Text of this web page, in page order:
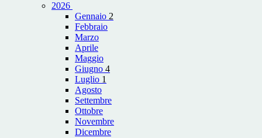
2026
Gennaio 2
Febbraio
Marzo
Aprile
Maggio
Giugno 4
Luglio 1
Agosto
Settembre
Ottobre
Novembre
Dicembre